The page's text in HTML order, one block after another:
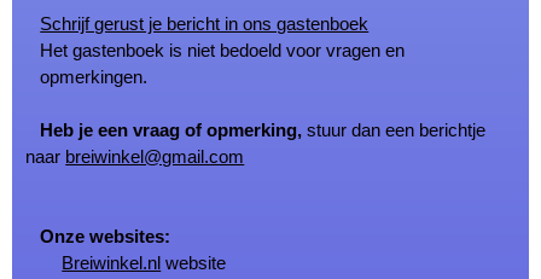
Schrijf gerust je bericht in ons gastenboek
Het gastenboek is niet bedoeld voor vragen en
opmerkingen.
Heb je een vraag of opmerking, stuur dan een berichtje
naar breiwinkel@gmail.com
Onze websites:
Breiwinkel.nl website